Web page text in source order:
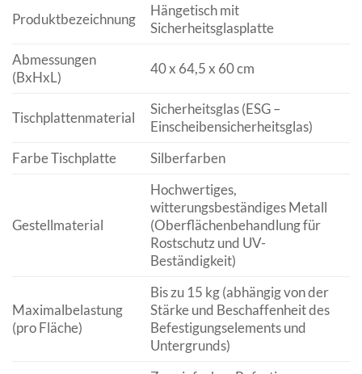
Produktbezeichnung
Hängetisch mit
Sicherheitsglasplatte
Abmessungen
(BxHxL)
40 x 64,5 x 60 cm
Tischplattenmaterial
Sicherheitsglas (ESG –
Einscheibensicherheitsglas)
Farbe Tischplatte
Silberfarben
Gestellmaterial
Hochwertiges,
witterungsbeständiges Metall
(Oberflächenbehandlung für
Rostschutz und UV-
Beständigkeit)
Maximalbelastung
(pro Fläche)
Bis zu 15 kg (abhängig von der
Stärke und Beschaffenheit des
Befestigungselements und
Untergrunds)